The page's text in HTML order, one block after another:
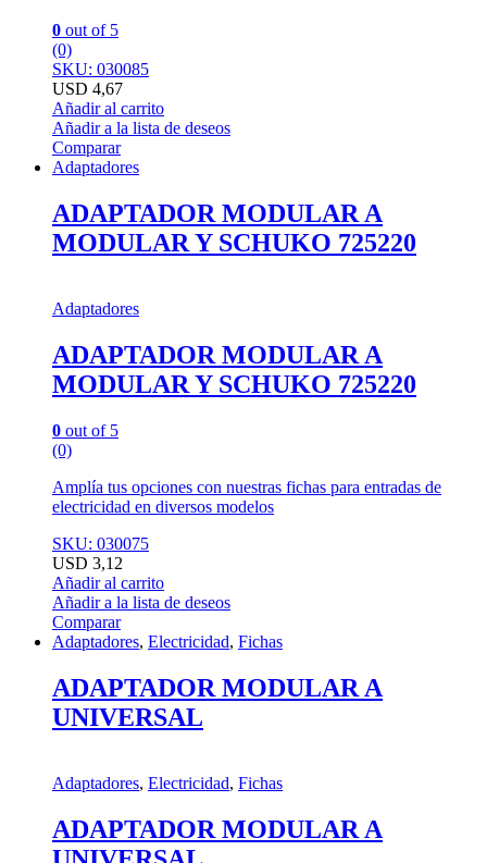
0 out of 5
(0)
SKU: 030085
USD 4,67
Añadir al carrito
Añadir a la lista de deseos
Comparar
Adaptadores
ADAPTADOR MODULAR A
MODULAR Y SCHUKO 725220
Adaptadores
ADAPTADOR MODULAR A
MODULAR Y SCHUKO 725220
0 out of 5
(0)
Amplía tus opciones con nuestras fichas para entradas de
electricidad en diversos modelos
SKU: 030075
USD 3,12
Añadir al carrito
Añadir a la lista de deseos
Comparar
Adaptadores, Electricidad, Fichas
ADAPTADOR MODULAR A
UNIVERSAL
Adaptadores, Electricidad, Fichas
ADAPTADOR MODULAR A